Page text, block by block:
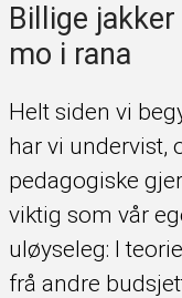
Billige
mo i rana
Helt siden vi
har vi undervist,
pedagogiske
viktig som vår
uløyseleg: I
frå andre